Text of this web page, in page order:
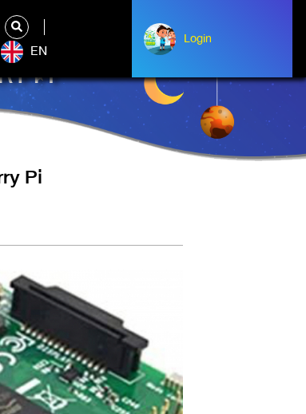
EN
Login
Login
PI
Pi